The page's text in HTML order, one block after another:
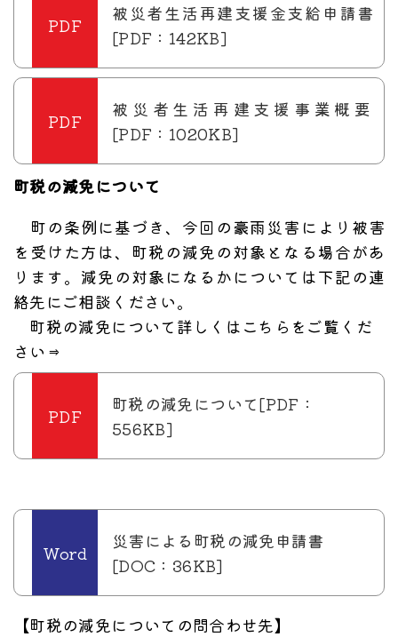
被災者生活再建支援金支給申請書
[PDF：142KB]
被災者生活再建支援事業概要
[PDF：1020KB]
町税の減免について
町の条例に基づき、今回の豪雨災害により被害
を受けた方は、町税の減免の対象となる場合があ
ります。減免の対象になるかについては下記の連
絡先にご相談ください。
町税の減免について詳しくはこちらをご覧くだ
さい⇒
町税の減免について[PDF：
556KB]
災害による町税の減免申請書
[DOC：36KB]
【町税の減免についての問合わせ先】